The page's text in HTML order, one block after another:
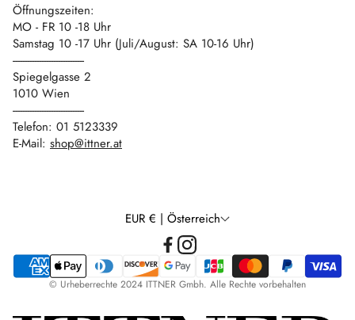
Kontakt
Öffnungszeiten:
MO - FR 10 -18 Uhr
Samstag 10 -17 Uhr (Juli/August: SA 10-16 Uhr)
------------------------------
Spiegelgasse 2
1010 Wien
------------------------------
Telefon: 01 5123339
E-Mail: shop@ittner.at
EUR € | Österreich
© Urheberrechte 2024 ITTNER Gmbh. Alle Rechte vorbehalten